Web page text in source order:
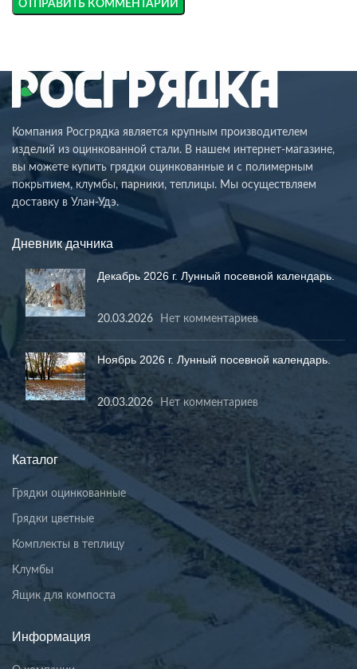
Компания Росгрядка является крупным производителем
изделий из оцинкованной стали. В нашем интернет-магазине,
вы можете купить грядки оцинкованные и с полимерным
покрытием, клумбы, парники, теплицы. Мы осуществляем
доставку в Улан-Удэ.
Дневник дачника
Декабрь 2026 г. Лунный посевной календарь.
20.03.2026 Нет комментариев
Ноябрь 2026 г. Лунный посевной календарь.
20.03.2026 Нет комментариев
Каталог
Грядки оцинкованные
Грядки цветные
Комплекты в теплицу
Клумбы
Ящик для компоста
Информация